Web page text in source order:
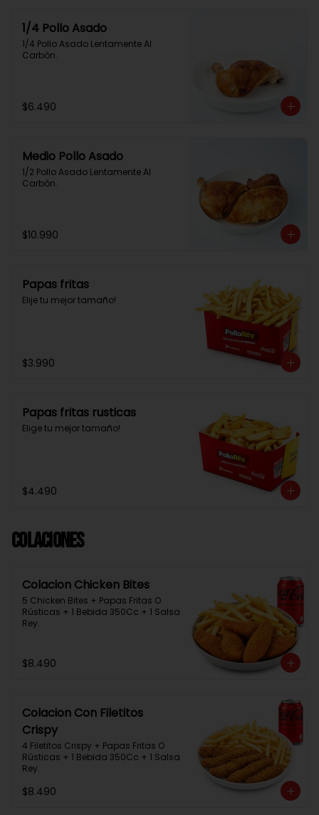
1/4 Pollo Asado
1/4 Pollo Asado Lentamente Al
Carbón.
$6.490
Medio Pollo Asado
1/2 Pollo Asado Lentamente Al
Carbón.
$10.990
Papas fritas
Elije tu mejor tamaño!
$3.990
Papas fritas rusticas
Elige tu mejor tamaño!
$4.490
Colaciones
Colacion Chicken Bites
5 Chicken Bites + Papas Fritas O
Rústicas + 1 Bebida 350Cc + 1 Salsa
Rey.
$8.490
Colacion Con Filetitos
Crispy
4 Filetitos Crispy + Papas Fritas O
Rústicas + 1 Bebida 350Cc + 1 Salsa
Rey.
$8.490